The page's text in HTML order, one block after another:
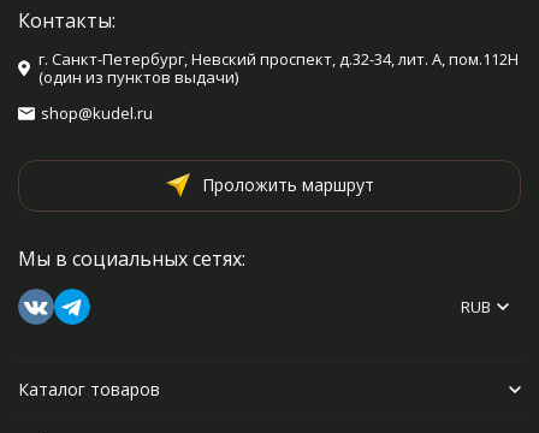
Контакты:
г. Санкт-Петербург, Невский проспект, д.32-34, лит. А, пом.112Н
(один из пунктов выдачи)
shop@kudel.ru
Проложить маршрут
Мы в социальных сетях:
RUB
Каталог товаров